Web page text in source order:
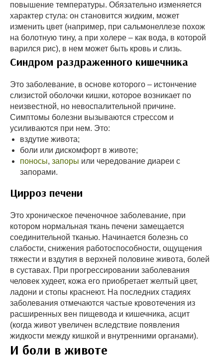
повышение температуры. Обязательно изменяется
характер стула: он становится жидким, может
изменить цвет (например, при сальмонеллезе похож
на болотную тину, а при холере – как вода, в которой
варился рис), в нем может быть кровь и слизь.
Синдром раздраженного кишечника
Это заболевание, в основе которого – истончение
слизистой оболочки кишки, которое возникает по
неизвестной, но невоспалительной причине.
Симптомы болезни вызываются стрессом и
усиливаются при нем. Это:
вздутие живота;
боли или дискомфорт в животе;
поносы, запоры или чередование диареи с
запорами.
Цирроз печени
Это хроническое печеночное заболевание, при
котором нормальная ткань печени замещается
соединительной тканью. Начинается болезнь со
слабости, снижения работоспособности, ощущения
тяжести и вздутия в верхней половине живота, болей
в суставах. При прогрессировании заболевания
человек худеет, кожа его приобретает желтый цвет,
ладони и стопы краснеют. На последних стадиях
заболевания отмечаются частые кровотечения из
расширенных вен пищевода и кишечника, асцит
(когда живот увеличен вследствие появления
жидкости между кишкой и внутренними органами).
И боли в животе